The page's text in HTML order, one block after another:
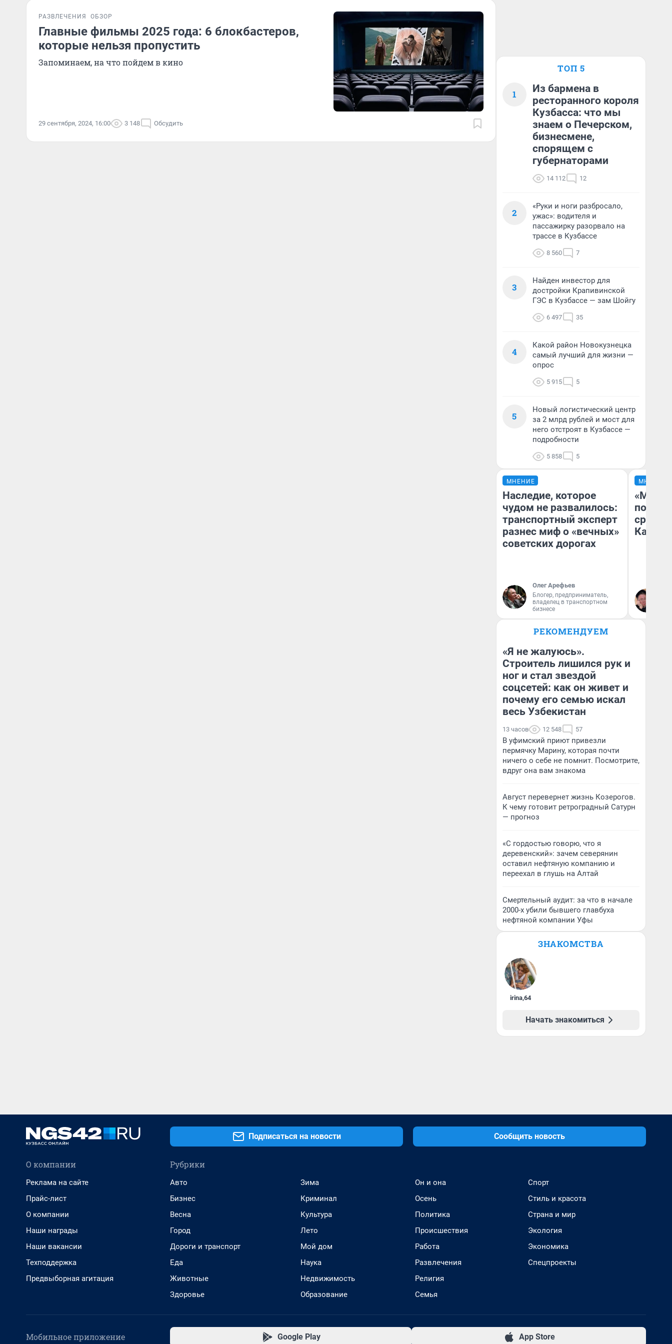
РАЗВЛЕЧЕНИЯ ОБЗОР
Главные фильмы 2025 года: 6 блокбастеров,
которые нельзя пропустить
Запоминаем, на что пойдем в кино
29 сентября, 2024, 16:00 3 148 Обсудить
ТОП 5
1
Из бармена в
ресторанного короля
Кузбасса: что мы
знаем о Печерском,
бизнесмене,
спорящем с
губернаторами
14 112 12
2
«Руки и ноги разбросало,
ужас»: водителя и
пассажирку разорвало на
трассе в Кузбассе
8 560 7
3
Найден инвестор для
достройки Крапивинской
ГЭС в Кузбассе — зам Шойгу
6 497 35
4
Какой район Новокузнецка
самый лучший для жизни —
опрос
5 915 5
5
Новый логистический центр
за 2 млрд рублей и мост для
него отстроят в Кузбассе —
подробности
5 858 5
МНЕНИЕ
Наследие, которое
чудом не развалилось:
транспортный эксперт
разнес миф о «вечных»
советских дорогах
Олег Арефьев
Блогер, предприниматель,
владелец в транспортном
бизнесе
МНЕНИЕ
РЕКОМЕНДУЕМ
«Я не жалуюсь».
Строитель лишился рук и
ног и стал звездой
соцсетей: как он живет и
почему его семью искал
весь Узбекистан
13 часов 12 548 57
В уфимский приют привезли
пермячку Марину, которая почти
ничего о себе не помнит. Посмотрите,
вдруг она вам знакома
Август перевернет жизнь Козерогов.
К чему готовит ретроградный Сатурн
— прогноз
«С гордостью говорю, что я
деревенский»: зачем северянин
оставил нефтяную компанию и
переехал в глушь на Алтай
Смертельный аудит: за что в начале
2000-х убили бывшего главбуха
нефтяной компании Уфы
ЗНАКОМСТВА
irina,64
Начать знакомиться
Подписаться на новости Сообщить новость
О компании
Реклама на сайте
Прайс-лист
О компании
Наши награды
Наши вакансии
Техподдержка
Предвыборная агитация
Рубрики
Авто
Бизнес
Весна
Город
Дороги и транспорт
Еда
Животные
Здоровье
Зима
Криминал
Культура
Лето
Мой дом
Наука
Недвижимость
Образование
Он и она
Осень
Политика
Происшествия
Работа
Развлечения
Религия
Семья
Спорт
Стиль и красота
Страна и мир
Экология
Экономика
Спецпроекты
Мобильное приложение Google Play App Store